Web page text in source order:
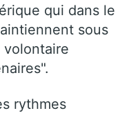
qui dans le
sous
rythmes